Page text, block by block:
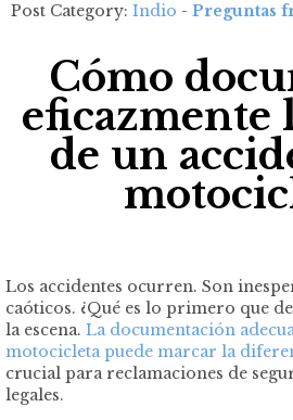
Post Category: Indio - Preguntas
Cómo
eficazmente
de un
Los accidentes ocurren. Son
caóticos. ¿Qué es lo primero que
la escena. La documentación
motocicleta puede marcar la
crucial para reclamaciones de
legales.